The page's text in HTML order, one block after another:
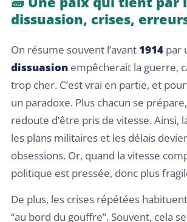
dissuasion, crises,
On résume souvent l’avant 1914 par
dissuasion empêcherait la guerre,
trop cher. C’est vrai en partie, et
un paradoxe. Plus chacun se
redoute d’être pris de vitesse. Ainsi,
les plans militaires et les délais
obsessions. Or, quand la vitesse
politique est pressée, donc plus
De plus, les crises répétées
“au bord du gouffre”. Souvent, cela